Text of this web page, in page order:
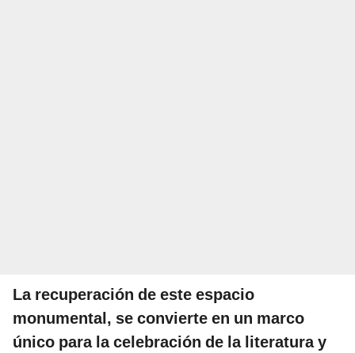
La recuperación de este espacio
monumental, se convierte en un marco
único para la celebración de la literatura y